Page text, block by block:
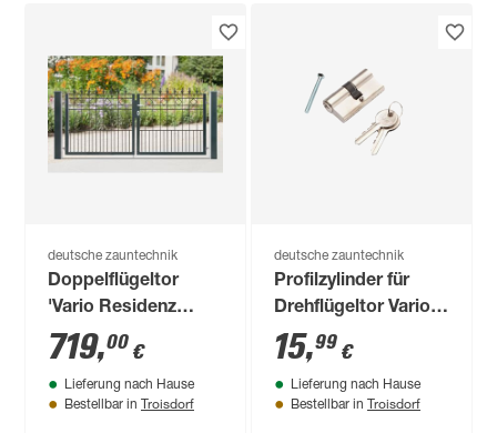
deutsche zauntechnik
Doppelflügeltor
'Vario Residenz
klassik Rimini'
anthrazitgrau 202 x
91 cm
719,00 €
Lieferung nach Hause
Bestellbar in Troisdorf
deutsche zauntechnik
Profilzylinder für
Drehflügeltor Vario
light/compact/plus
mit 2 Schlüsseln
15,99 €
Lieferung nach Hause
Bestellbar in Troisdorf